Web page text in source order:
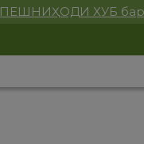
ПЕШНИҲОДИ ХУБ